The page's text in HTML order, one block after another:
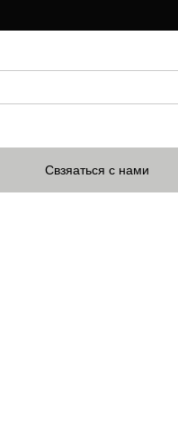
Свзяаться с нами